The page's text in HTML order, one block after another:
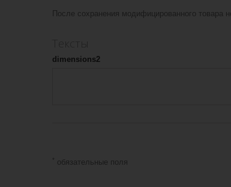
После сохранения модифицированного товара
dimensions2
обязательные поля